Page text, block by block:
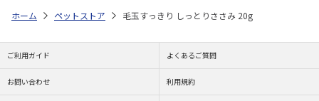
ホーム ペットストア 毛玉すっきり しっとりささみ 20g
ご利用ガイド よくあるご質問
お問い合わせ 利用規約